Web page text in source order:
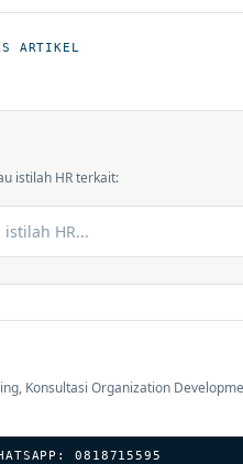
istilah HR terkait:
Konsultasi Organization
0818715595
ARTIKEL